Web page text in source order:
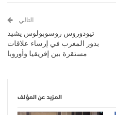
التالي
تيودوروس روسوبولوس يشيد
بدور المغرب في إرساء علاقات
مستقرة بين إفريقيا وأوروبا
المزيد عن المؤلف